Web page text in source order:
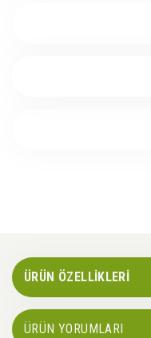
ÜRÜN ÖZELLİKLERİ
ÜRÜN YORUMLARI